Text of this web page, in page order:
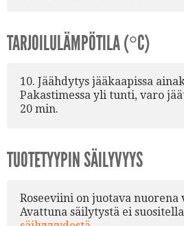
TARJOILULÄMPÖTILA (°C)
10. Jäähdytys jääkaapissa
Pakastimessa yli tunti, varo
20 min.
TUOTETYYPIN SÄILYVYYS
Roseeviini on juotava nuorena
Avattuna säilytystä ei